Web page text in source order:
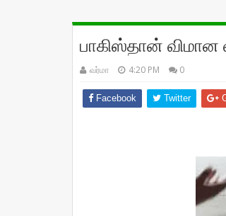
பாகிஸ்தான் விமான
வர்மா 4:20 PM 0
Facebook Twitter